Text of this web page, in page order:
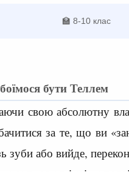
🏫 8-10 клас
бути Теллем
свою абсолютну
за те, що ви
зуби або вийде,